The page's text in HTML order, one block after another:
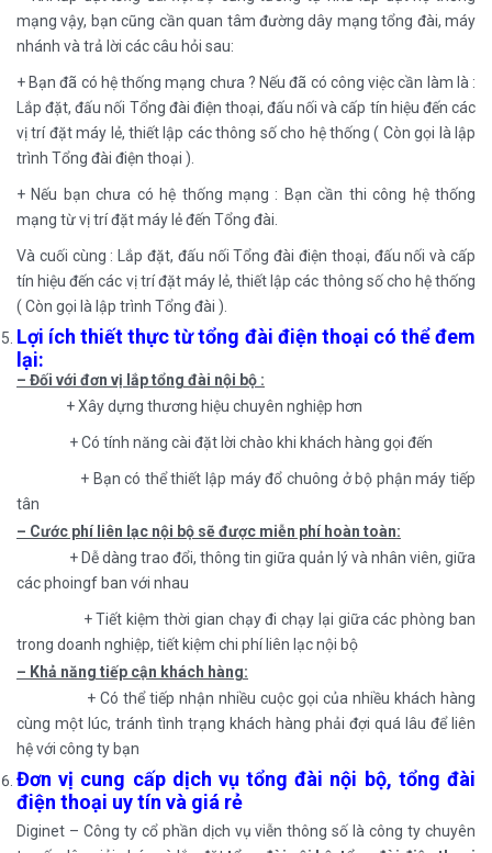
mạng vậy, bạn cũng cần quan tâm đường dây mạng tổng đài, máy
nhánh và trả lời các câu hỏi sau:
+ Bạn đã có hệ thống mạng chưa ? Nếu đã có công việc cần làm là :
Lắp đặt, đấu nối Tổng đài điện thoại, đấu nối và cấp tín hiệu đến các
vị trí đặt máy lẻ, thiết lập các thông số cho hệ thống ( Còn gọi là lập
trình Tổng đài điện thoại ).
+ Nếu bạn chưa có hệ thống mạng : Bạn cần thi công hệ thống
mạng từ vị trí đặt máy lẻ đến Tổng đài.
Và cuối cùng : Lắp đặt, đấu nối Tổng đài điện thoại, đấu nối và cấp
tín hiệu đến các vị trí đặt máy lẻ, thiết lập các thông số cho hệ thống
( Còn gọi là lập trình Tổng đài ).
Lợi ích thiết thực từ tổng đài điện thoại có thể đem
lại:
– Đối với đơn vị lắp tổng đài nội bộ :
+ Xây dựng thương hiệu chuyên nghiệp hơn
+ Có tính năng cài đặt lời chào khi khách hàng gọi đến
+ Bạn có thể thiết lập máy đổ chuông ở bộ phận máy tiếp
tân
– Cước phí liên lạc nội bộ sẽ được miễn phí hoàn toàn:
+ Dễ dàng trao đổi, thông tin giữa quản lý và nhân viên, giữa
các phoingf ban với nhau
+ Tiết kiệm thời gian chạy đi chạy lại giữa các phòng ban
trong doanh nghiệp, tiết kiệm chi phí liên lạc nội bộ
– Khả năng tiếp cận khách hàng:
+ Có thể tiếp nhận nhiều cuộc gọi của nhiều khách hàng
cùng một lúc, tránh tình trạng khách hàng phải đợi quá lâu để liên
hệ với công ty bạn
Đơn vị cung cấp dịch vụ tổng đài nội bộ, tổng đài
điện thoại uy tín và giá rẻ
Diginet – Công ty cổ phần dịch vụ viễn thông số là công ty chuyên